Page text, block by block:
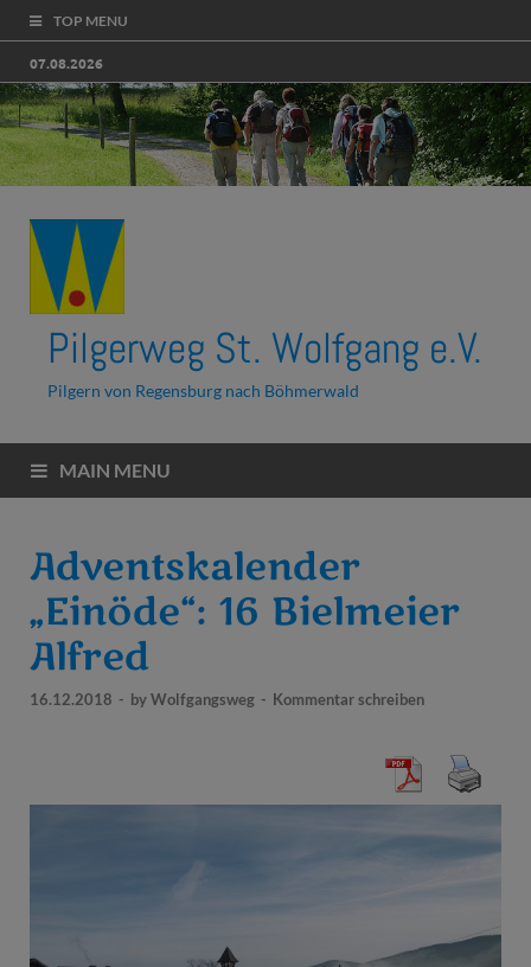
TOP MENU
07.08.2026
Pilgerweg St. Wolfgang e.V.
Pilgern von Regensburg nach Böhmerwald
MAIN MENU
Adventskalender
„Einöde“: 16 Bielmeier
Alfred
16.12.2018 - byWolfgangsweg - Kommentar schreiben